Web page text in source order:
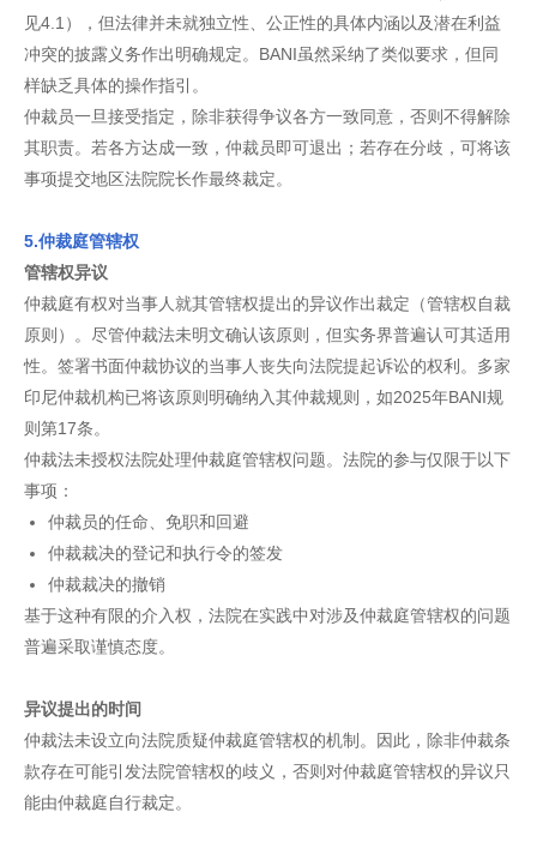
见4.1），但法律并未就独立性、公正性的具体内涵以及潜在利益
冲突的披露义务作出明确规定。BANI虽然采纳了类似要求，但同
样缺乏具体的操作指引。
仲裁员一旦接受指定，除非获得争议各方一致同意，否则不得解除
其职责。若各方达成一致，仲裁员即可退出；若存在分歧，可将该
事项提交地区法院院长作最终裁定。
5.仲裁庭管辖权
管辖权异议
仲裁庭有权对当事人就其管辖权提出的异议作出裁定（管辖权自裁
原则）。尽管仲裁法未明文确认该原则，但实务界普遍认可其适用
性。签署书面仲裁协议的当事人丧失向法院提起诉讼的权利。多家
印尼仲裁机构已将该原则明确纳入其仲裁规则，如2025年BANI规
则第17条。
仲裁法未授权法院处理仲裁庭管辖权问题。法院的参与仅限于以下
事项：
仲裁员的任命、免职和回避
仲裁裁决的登记和执行令的签发
仲裁裁决的撤销
基于这种有限的介入权，法院在实践中对涉及仲裁庭管辖权的问题
普遍采取谨慎态度。
异议提出的时间
仲裁法未设立向法院质疑仲裁庭管辖权的机制。因此，除非仲裁条
款存在可能引发法院管辖权的歧义，否则对仲裁庭管辖权的异议只
能由仲裁庭自行裁定。